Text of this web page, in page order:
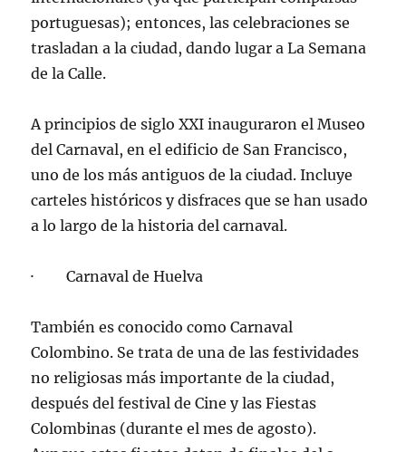
portuguesas); entonces, las celebraciones se
trasladan a la ciudad, dando lugar a La Semana
de la Calle.
A principios de siglo XXI inauguraron el Museo
del Carnaval, en el edificio de San Francisco,
uno de los más antiguos de la ciudad. Incluye
carteles históricos y disfraces que se han usado
a lo largo de la historia del carnaval.
· Carnaval de Huelva
También es conocido como Carnaval
Colombino. Se trata de una de las festividades
no religiosas más importante de la ciudad,
después del festival de Cine y las Fiestas
Colombinas (durante el mes de agosto).